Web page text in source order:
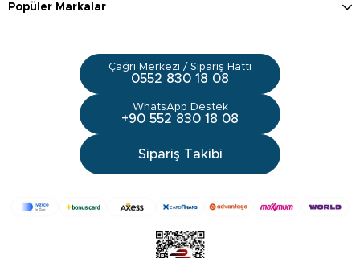
Popüler Markalar
Çağrı Merkezi / Sipariş Hattı
0552 830 18 08
WhatsApp Destek
+90 552 830 18 08
Sipariş Takibi